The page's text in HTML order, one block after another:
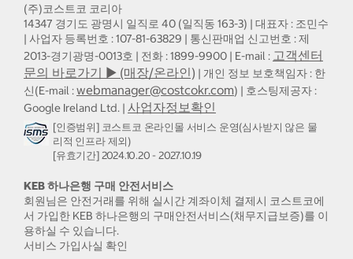
(주)코스트코 코리아
14347 경기도 광명시 일직로 40 (일직동 163-3) | 대표자 : 조민수
| 사업자 등록번호 : 107-81-63829 | 통신판매업 신고번호 : 제
2013-경기광명-0013호 | 전화 : 1899-9900 | E-mail : 고객센터
문의 바로가기 ▶ (매장/온라인) | 개인 정보 보호책임자 : 한
신(E-mail :webmanager@costcokr.com) | 호스팅제공자 :
Google Ireland Ltd. | 사업자정보확인
[인증범위] 코스트코 온라인몰 서비스 운영(심사받지 않은 물
리적 인프라 제외)
[유효기간] 2024.10.20 - 2027.10.19
KEB 하나은행 구매 안전서비스
회원님은 안전거래를 위해 실시간 계좌이체 결제시 코스트코에
서 가입한 KEB 하나은행의 구매안전서비스(채무지급보증)를 이
용하실 수 있습니다.
서비스 가입사실 확인